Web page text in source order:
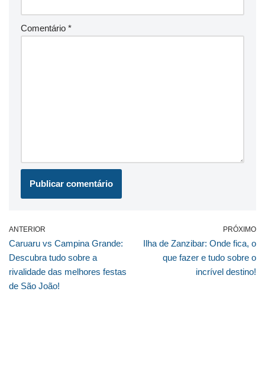
Comentário *
ANTERIOR
Caruaru vs Campina Grande:
Descubra tudo sobre a
rivalidade das melhores festas
de São João!
PRÓXIMO
Ilha de Zanzibar: Onde fica, o
que fazer e tudo sobre o
incrível destino!